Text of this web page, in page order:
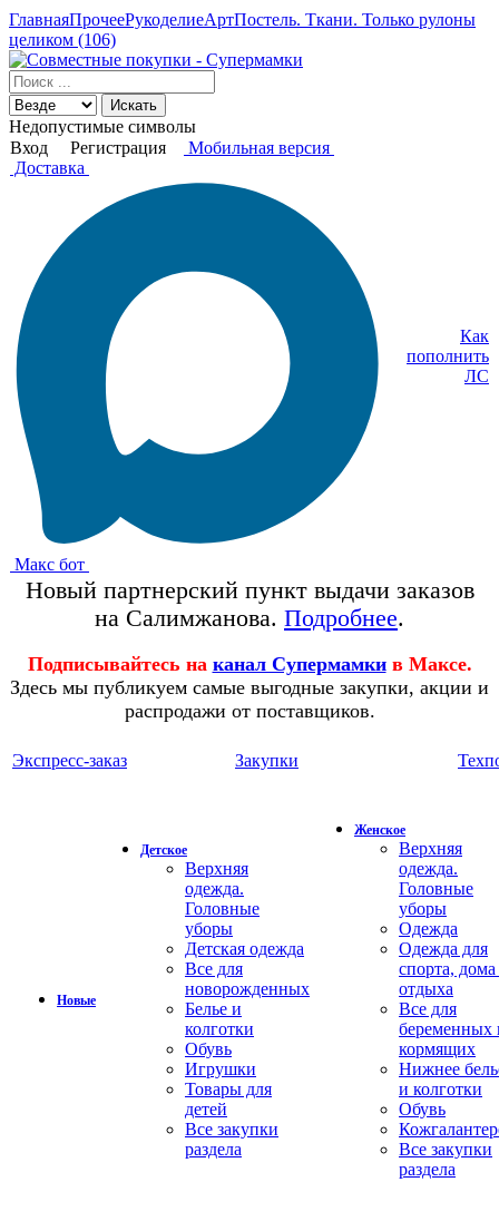
ГлавнаяПрочееРукоделиеАртПостель. Ткани. Только рулоны
целиком (106)
Искать
Недопустимые символы
Вход
Регистрация
Мобильная версия
Доставка
Макс бот
Как
пополнить
ЛС
Новый партнерский пункт выдачи заказов
на Салимжанова. Подробнее.
Подписывайтесь на канал Супермамки в Максе.
Здесь мы публикуем самые выгодные закупки, акции и
распродажи от поставщиков.
Экспресс-заказ Закупки
Новые
Детское
Верхняя
одежда.
Головные
уборы
Детская одежда
Все для
новорожденных
Белье и
колготки
Обувь
Игрушки
Товары для
детей
Все закупки
раздела
Женское
Верхняя
одежда.
Головные
уборы
Одежда
Одежда для
спорта,
отдыха
Все для
беременных
кормящих
Нижнее
и колготки
Обувь
Все закупки
раздела